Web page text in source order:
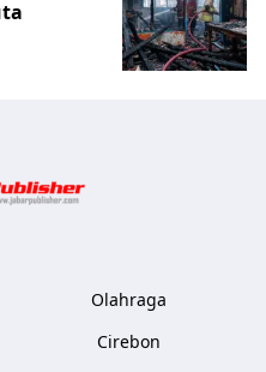
Olahraga
Cirebon